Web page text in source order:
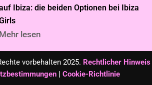
Ibiza: die beiden Optionen bei Ibiza
Mehr lesen
vorbehalten 2025. Rechtlicher Hinweis
| Cookie-Richtlinie